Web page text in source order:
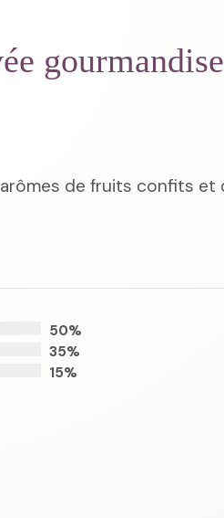
gourmandise
de fruits confits et
50%
35%
15%